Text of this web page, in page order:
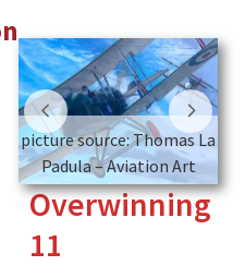
picture source: Thomas La
Padula – Aviation Art
Overwinning
11